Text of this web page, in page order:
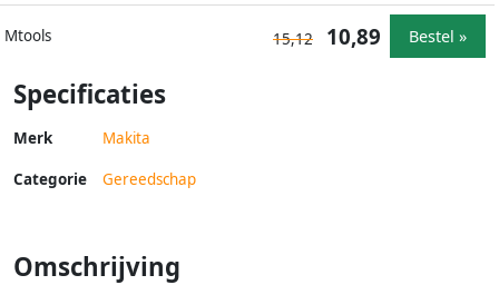
Mtools 15,12 10,89 Bestel »
Specificaties
Merk Makita
Categorie Gereedschap
Omschrijving